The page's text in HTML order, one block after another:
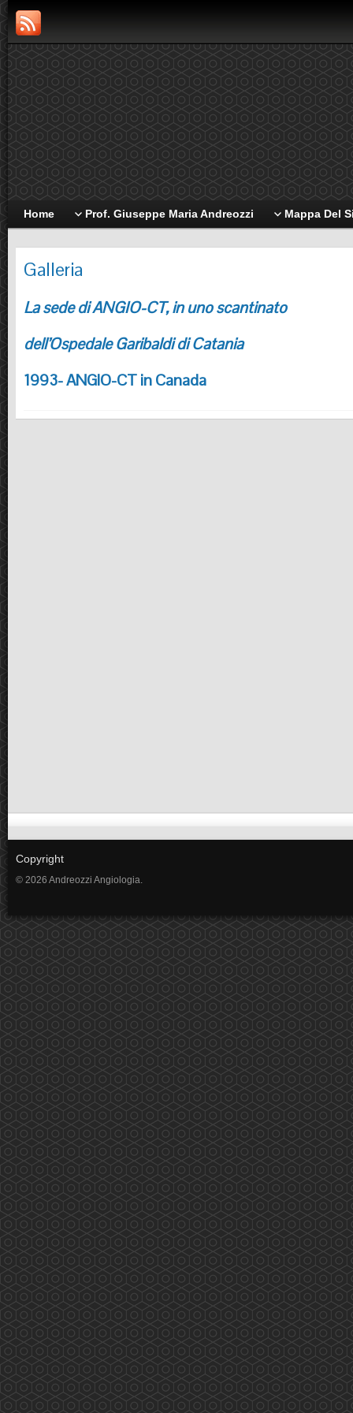
Home Prof. Giuseppe Maria Andreozzi Mappa Del
Galleria
La sede di ANGIO-CT, in uno scantinato
dell’Ospedale Garibaldi di Catania
1993- ANGIO-CT in Canada
Copyright
© 2026 Andreozzi Angiologia.